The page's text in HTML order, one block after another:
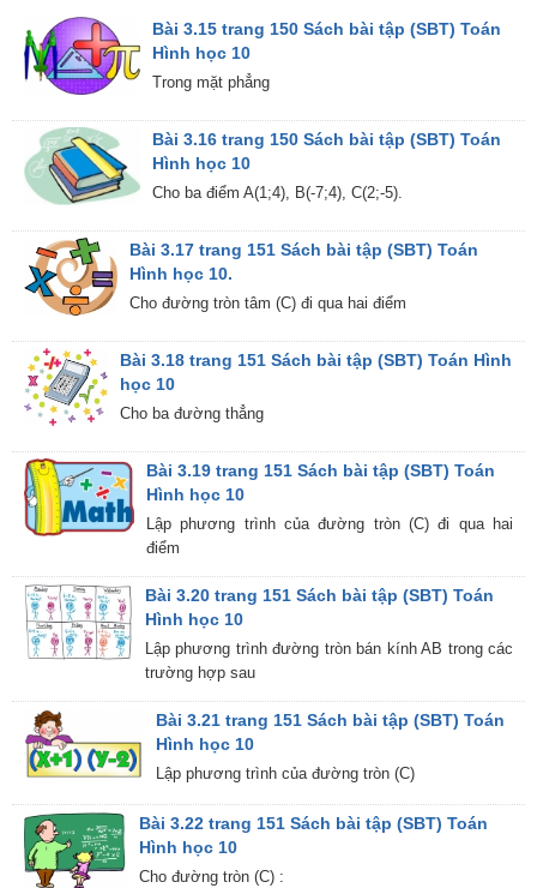
Bài 3.15 trang 150 Sách bài tập (SBT) Toán
Hình học 10
Trong mặt phẳng
Bài 3.16 trang 150 Sách bài tập (SBT) Toán
Hình học 10
Cho ba điểm A(1;4), B(-7;4), C(2;-5).
Bài 3.17 trang 151 Sách bài tập (SBT) Toán
Hình học 10.
Cho đường tròn tâm (C) đi qua hai điểm
Bài 3.18 trang 151 Sách bài tập (SBT) Toán Hình
học 10
Cho ba đường thẳng
Bài 3.19 trang 151 Sách bài tập (SBT) Toán
Hình học 10
Lập phương trình của đường tròn (C) đi qua hai
điểm
Bài 3.20 trang 151 Sách bài tập (SBT) Toán
Hình học 10
Lập phương trình đường tròn bán kính AB trong các
trường hợp sau
Bài 3.21 trang 151 Sách bài tập (SBT) Toán
Hình học 10
Lập phương trình của đường tròn (C)
Bài 3.22 trang 151 Sách bài tập (SBT) Toán
Hình học 10
Cho đường tròn (C) :